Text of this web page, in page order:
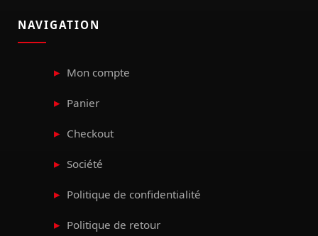
NAVIGATION
Mon compte
Panier
Checkout
Société
Politique de confidentialité
Politique de retour